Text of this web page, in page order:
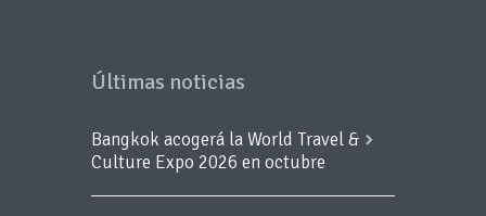
Últimas noticias
Bangkok acogerá la World Travel &
Culture Expo 2026 en octubre